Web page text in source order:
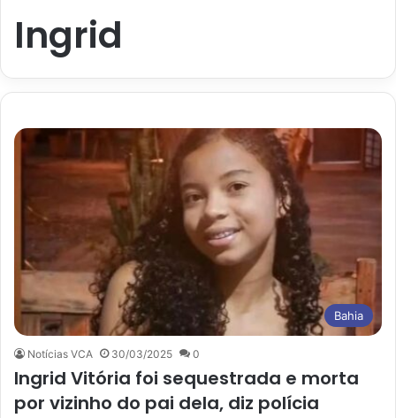
Ingrid
Bahia
Notícias VCA 30/03/2025 0
Ingrid Vitória foi sequestrada e morta
por vizinho do pai dela, diz polícia